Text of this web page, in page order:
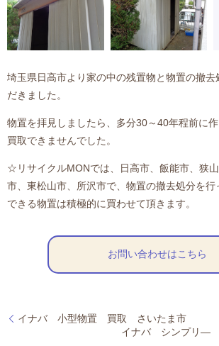
埼玉県日高市より家の中の残置物と物置の撤去
だきました。
物置を拝見しましたら、多分30～40年程前に
買取できませんでした。
☆リサイクルMONでは、日高市、飯能市、狭
市、東松山市、所沢市で、物置の撤去処分を行
できる物置は積極的に買わせて頂きます。
お問い合わせはこちら
イナバ 小型物置 買取 さいたま市
イナバ シンプリ